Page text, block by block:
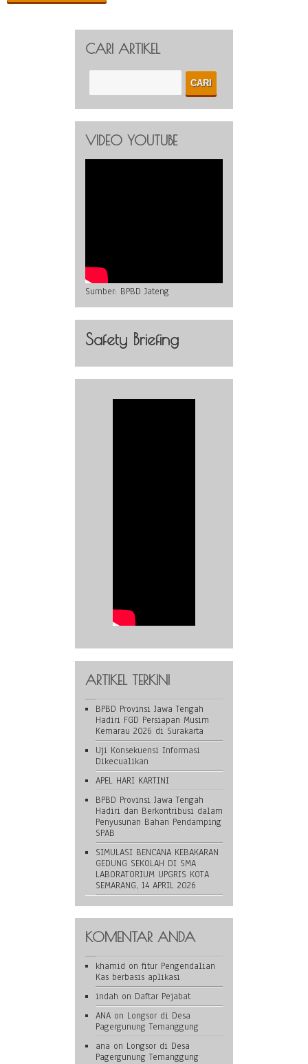
CARI ARTIKEL
VIDEO YOUTUBE
Sumber: BPBD Jateng
Safety Briefing
ARTIKEL TERKINI
BPBD Provinsi Jawa Tengah
Hadiri FGD Persiapan Musim
Kemarau 2026 di Surakarta
Uji Konsekuensi Informasi
Dikecualikan
APEL HARI KARTINI
BPBD Provinsi Jawa Tengah
Hadiri dan Berkontribusi dalam
Penyusunan Bahan Pendamping
SPAB
SIMULASI BENCANA KEBAKARAN
GEDUNG SEKOLAH DI SMA
LABORATORIUM UPGRIS KOTA
SEMARANG, 14 APRIL 2026
KOMENTAR ANDA
khamid on fitur Pengendalian
Kas berbasis aplikasi
indah on Daftar Pejabat
ANA on Longsor di Desa
Pagergunung Temanggung
ana on Longsor di Desa
Pagergunung Temanggung